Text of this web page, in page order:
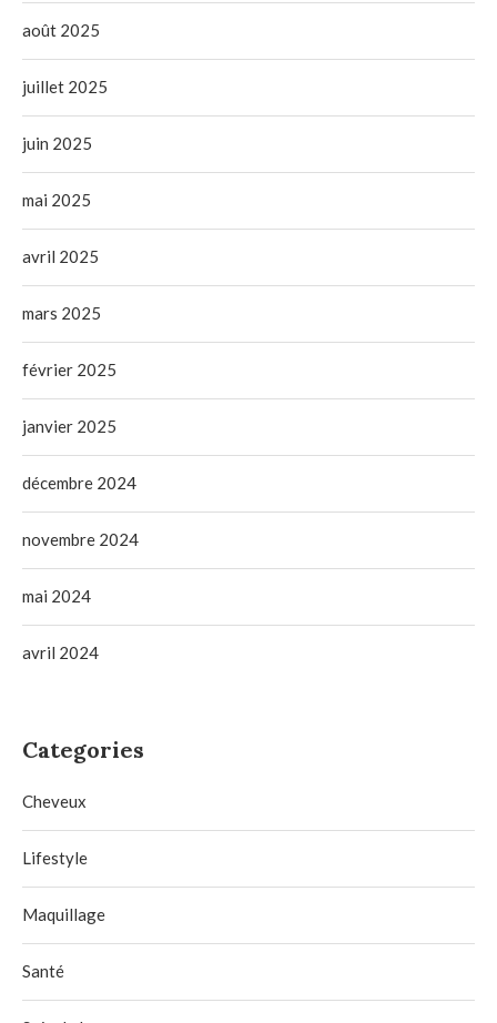
août 2025
juillet 2025
juin 2025
mai 2025
avril 2025
mars 2025
février 2025
janvier 2025
décembre 2024
novembre 2024
mai 2024
avril 2024
Categories
Cheveux
Lifestyle
Maquillage
Santé